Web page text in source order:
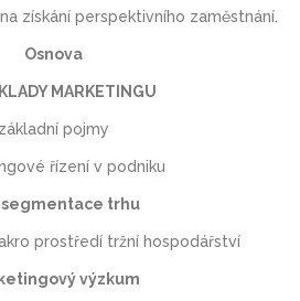
získání perspektivního zaměstnání.
Osnova
MARKETINGU
základní pojmy
řízení v podniku
segmentace trhu
prostředí tržní hospodářství
výzkum